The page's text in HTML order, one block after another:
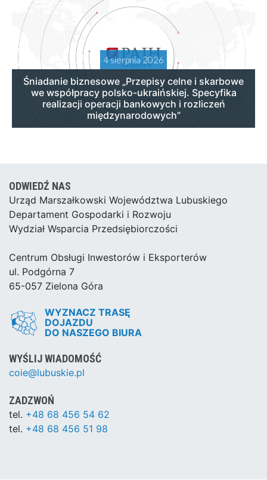
4 sierpnia 2026
Śniadanie biznesowe „Przepisy celne i skarbowe
we współpracy polsko-ukraińskiej. Specyfika
realizacji operacji bankowych i rozliczeń
międzynarodowych”
ODWIEDŹ NAS
Urząd Marszałkowski Województwa Lubuskiego
Departament Gospodarki i Rozwoju
Wydział Wsparcia Przedsiębiorczości
Centrum Obsługi Inwestorów i Eksporterów
ul. Podgórna 7
65-057 Zielona Góra
WYZNACZ TRASĘ
DOJAZDU
DO NASZEGO BIURA
WYŚLIJ WIADOMOŚĆ
coie@lubuskie.pl
ZADZWOŃ
tel. +48 68 456 54 62
tel. +48 68 456 51 98